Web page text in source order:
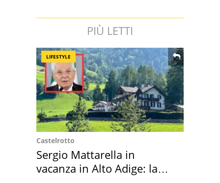
PIÙ LETTI
LIFESTYLE
Castelrotto
Sergio Mattarella in
vacanza in Alto Adige: la